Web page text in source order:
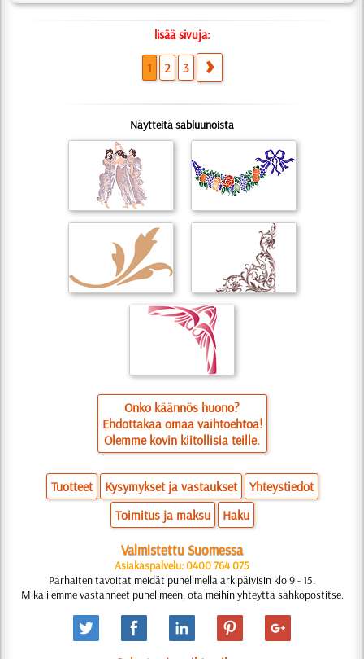
lisää sivuja:
1 2 3
Näytteitä sabluunoista
Onko käännös huono?
Ehdottakaa omaa vaihtoehtoa!
Olemme kovin kiitollisia teille.
Tuotteet Kysymykset ja vastaukset
Yhteystiedot
Toimitus ja maksu
Haku
Valmistettu Suomessa
Asiakaspalvelu: 0400 764 075
Parhaiten tavoitat meidät puhelimella arkipäivisin klo 9 - 15.
Mikäli emme vastanneet puhelimeen, ota meihin yhteyttä sähköpostitse.